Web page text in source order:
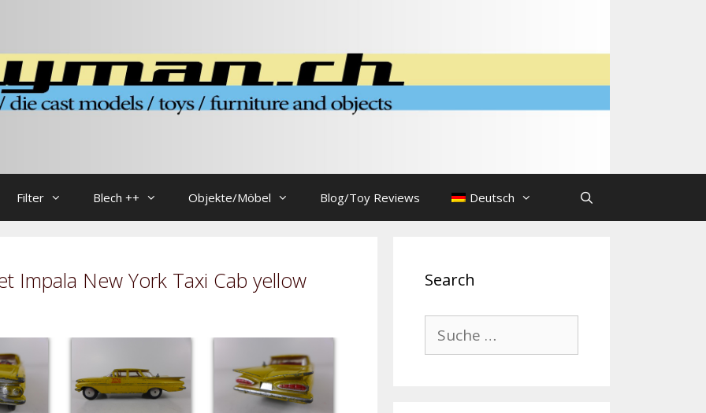
Filter Blech ++ Objekte/Möbel Blog/Toy Reviews Deutsch
Impala New York Taxi Cab yellow Search
nach: